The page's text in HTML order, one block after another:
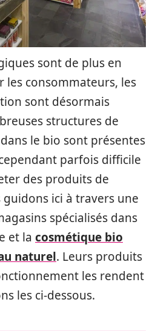
sont de plus en
les consommateurs, les
sont désormais
structures de
le bio sont présentes
parfois difficile
des produits de
ici à travers une
spécialisés dans
et la cosmétique bio
naturel. Leurs produits
les rendent
les ci-dessous.